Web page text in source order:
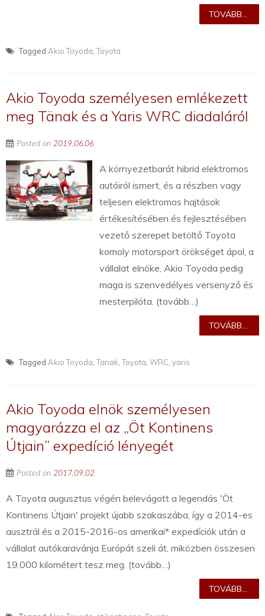
TOVÁBB...
Tagged Akio Toyoda ,Toyota
Akio Toyoda személyesen emlékezett
meg Tänak és a Yaris WRC diadaláról
Posted on 2019.06.06
A környezetbarát hibrid elektromos
autóiról ismert, és a részben vagy
teljesen elektromos hajtások
értékesítésében és fejlesztésében
vezető szerepet betöltő Toyota
komoly motorsport örökséget ápol, a
vállalat elnöke, Akio Toyoda pedig
maga is szenvedélyes versenyző és
mesterpilóta. (tovább…)
TOVÁBB...
Tagged Akio Toyoda ,Tanak ,Toyota WRC yaris
Akio Toyoda elnök személyesen
magyarázza el az „Öt Kontinens
Útjain” expedíció lényegét
Posted on 2017.09.02
A Toyota augusztus végén belevágott a legendás 'Öt
Kontinens Útjain' projekt újabb szakaszába, így a 2014-es
ausztrál és a 2015-2016-os amerikai* expedíciók után a
vállalat autókaravánja Európát szeli át, miközben összesen
19.000 kilométert tesz meg. (tovább…)
TOVÁBB...